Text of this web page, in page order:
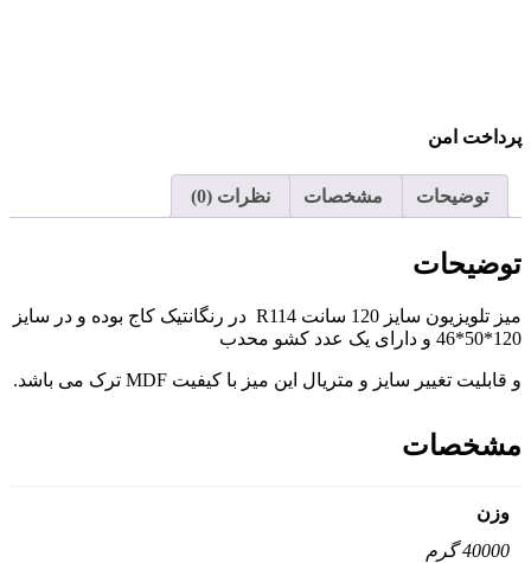
پرداخت امن
توضیحات مشخصات نظرات (0)
توضیحات
میز تلویزیون سایز 120 سانت R114 در رنگانتیک کاج بوده و در سایز
120*50*46 و دارای یک عدد کشو محدب
و قابلیت تغییر سایز و متریال این میز با کیفیت MDF ترک می باشد.
مشخصات
وزن
40000 گرم